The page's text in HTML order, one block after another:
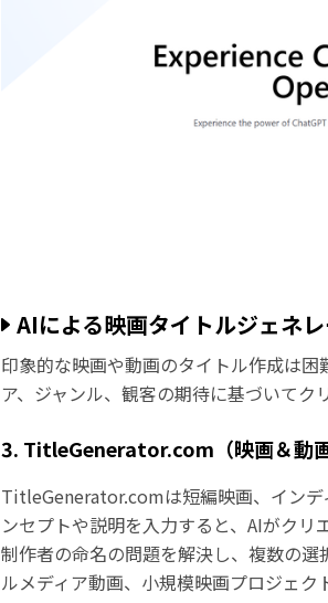
AIによる映画タイトルジェネ
印象的な映画や動画のタイトル作成は
ア、ジャンル、観客の期待に基づいてク
3. TitleGenerator.com（映画＆動画
TitleGenerator.comは短編映画、インデ
ンセプトや説明を入力すると、AIがク
制作者の命名の問題を解決し、複数の
ルメディア動画、小規模映画プロジェク